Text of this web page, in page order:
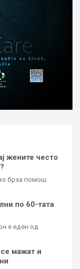
жените често
брза помош
по 60-тата
е еден од
мажат и